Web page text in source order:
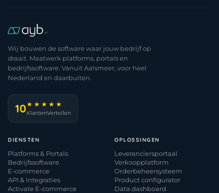
Wij bouwen de software waar jouw bedrijf op
draait. Maatwerk platforms, portals en
bedrijfssoftware. Vanuit Aalsmeer, voor heel
Nederland en daarbuiten.
10★★★★★
KlantenVertellen
DIENSTEN
Platforms & Portals
Bedrijfssoftware
E-commerce
API & Integraties
Activate E-commerce
OPLOSSINGEN
Leveranciersportaal
Verkoopplatform
Orderbeheersysteem
Product configurator
Data dashboard